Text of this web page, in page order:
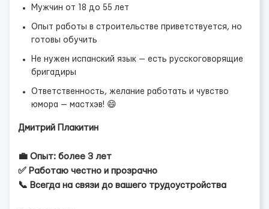
Мужчин от 18 до 55 лет
Опыт работы в строительстве приветствуется, но
готовы обучить
Не нужен испанский язык — есть русскоговорящие
бригадиры
Ответственность, желание работать и чувство
юмора — мастхэв! 😄
Дмитрий Плакитин
💼 Опыт: более 3 лет
✅ Работаю честно и прозрачно
📞 Всегда на связи до вашего трудоустройства